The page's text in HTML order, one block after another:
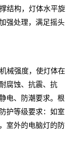
结构，灯体水平旋
强处理，满足摇头
械强度，使灯体在
腐蚀、抗震、抗
电、防潮要求。根
护等级要求：如室
室外的电脑灯的防